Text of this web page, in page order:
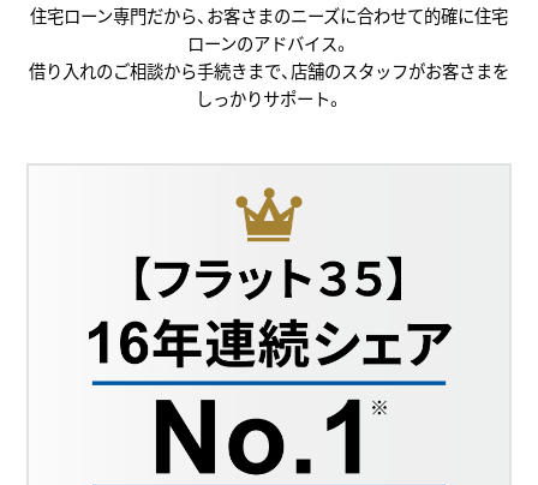
住宅ローン専門だから、お客さまのニーズに合わせて的確に住宅
ローンのアドバイス。
借り入れのご相談から手続きまで、店舗のスタッフがお客さまを
しっかりサポート。